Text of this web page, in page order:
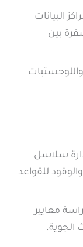
البيانات
بين
واللوجستيات
سلاسل
للقواعد
معايير
الجوية.